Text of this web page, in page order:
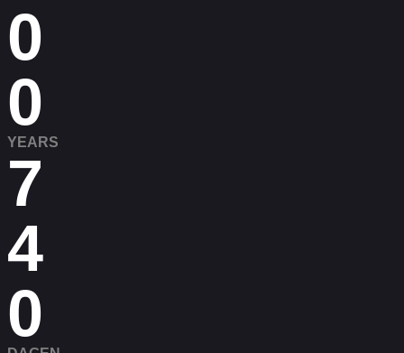
0
0
YEARS
7
4
0